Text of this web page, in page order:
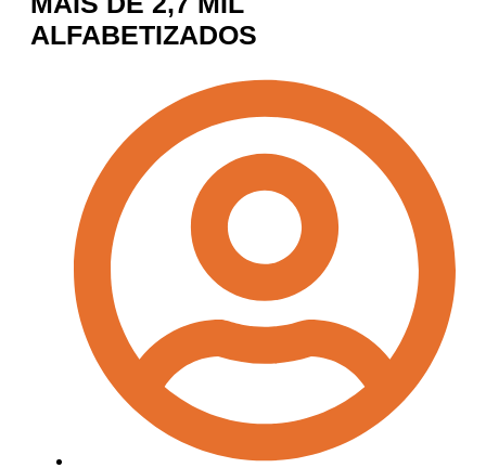
ALFABETIZADOS